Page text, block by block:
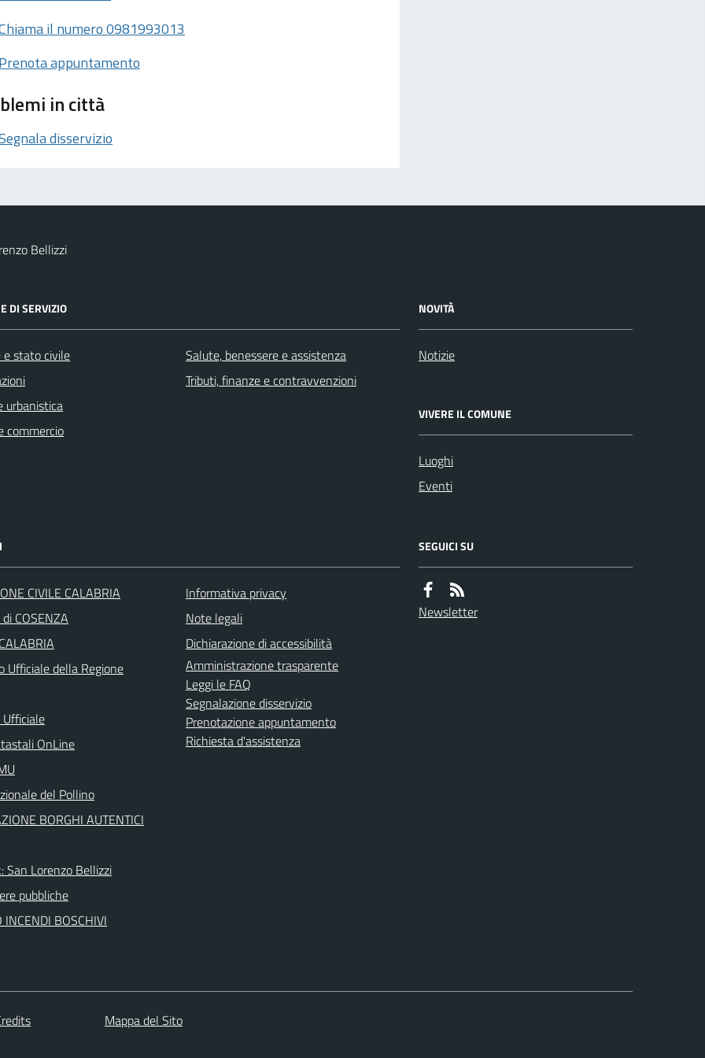
il numero 0981993013
appuntamento
in città
disservizio
Bellizzi
DI SERVIZIO
e stato civile
urbanistica
commercio
Salute, benessere e assistenza
Tributi, finanze e contravvenzioni
NOVITÀ
Notizie
VIVERE IL COMUNE
Luoghi
Eventi
CIVILE CALABRIA
COSENZA
Ufficiale della Regione
OnLine
del Pollino
BORGHI AUTENTICI
San Lorenzo Bellizzi
pubbliche
INCENDI BOSCHIVI
Informativa privacy
Note legali
Dichiarazione di accessibilità
Amministrazione trasparente
Leggi le FAQ
Segnalazione disservizio
Prenotazione appuntamento
Richiesta d'assistenza
SEGUICI SU
Newsletter
Mappa del Sito